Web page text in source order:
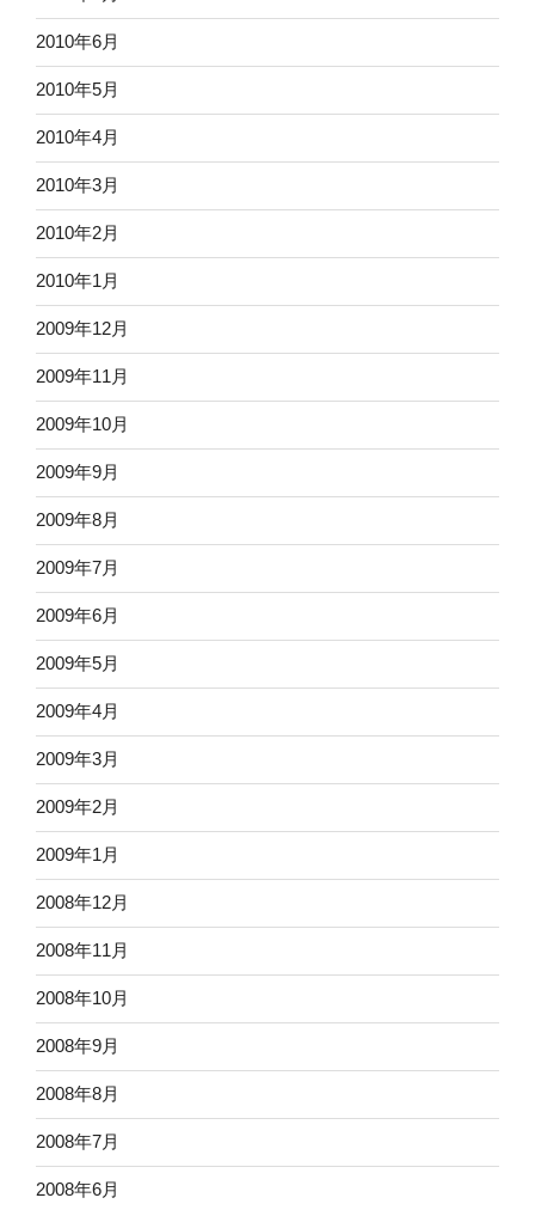
2010年6月
2010年5月
2010年4月
2010年3月
2010年2月
2010年1月
2009年12月
2009年11月
2009年10月
2009年9月
2009年8月
2009年7月
2009年6月
2009年5月
2009年4月
2009年3月
2009年2月
2009年1月
2008年12月
2008年11月
2008年10月
2008年9月
2008年8月
2008年7月
2008年6月